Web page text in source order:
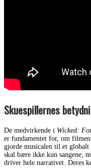
Skuespillernes
De medvirkende i Wicked:
er fundamentet for, om filmen
gjorde musicalen til et
skal bære ikke kun sangene,
driver hele narrativet. Deres